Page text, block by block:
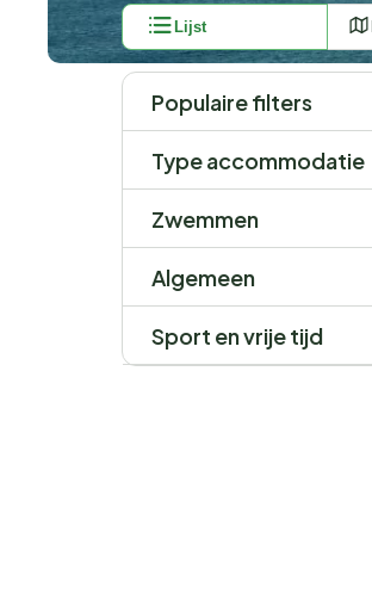
Lijst
Populaire filters
Type accommodatie
Zwemmen
Algemeen
Sport en vrije tijd